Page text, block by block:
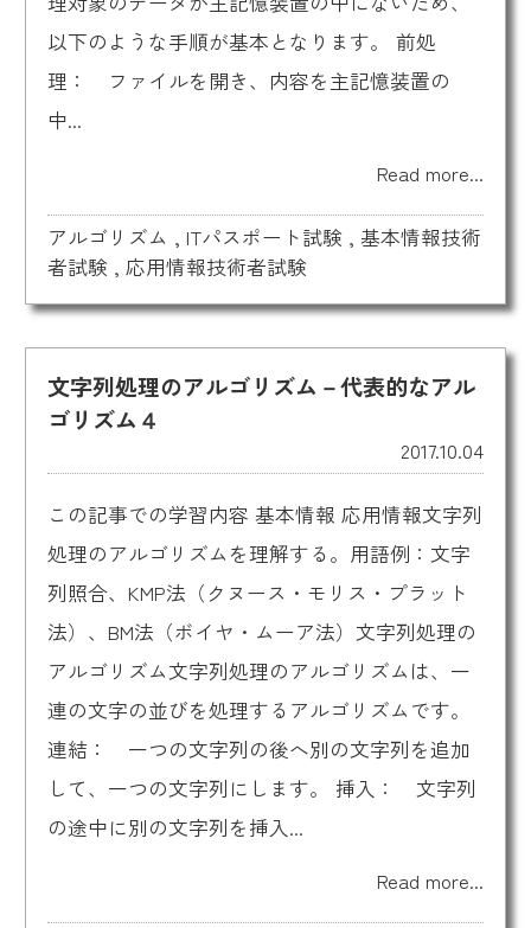
以下のような手順が基本となります。 前処
理： ファイルを開き、内容を主記憶装置の
中...
Read more...
アルゴリズム , ITパスポート試験 , 基本情報技術
者試験 , 応用情報技術者試験
文字列処理のアルゴリズム－代表的なアル
ゴリズム４
2017.10.04
この記事での学習内容 基本情報 応用情報文字列
処理のアルゴリズムを理解する。用語例：文字
列照合、KMP法（クヌース・モリス・プラット
法）、BM法（ボイヤ・ムーア法）文字列処理の
アルゴリズム文字列処理のアルゴリズムは、一
連の文字の並びを処理するアルゴリズムです。
連結： 一つの文字列の後へ別の文字列を追加
して、一つの文字列にします。 挿入： 文字列
の途中に別の文字列を挿入...
Read more...